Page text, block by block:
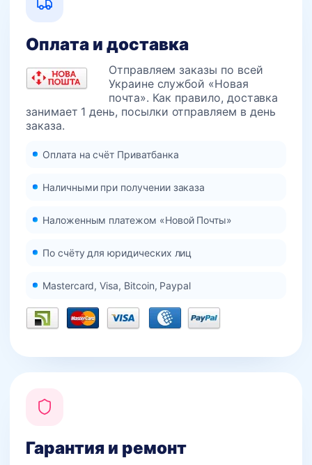
Оплата и доставка
Отправляем заказы по всей
Украине службой «Новая
почта». Как правило, доставка
занимает 1 день, посылки отправляем в день
заказа.
Оплата на счёт Приватбанка
Наличными при получении заказа
Наложенным платежом «Новой Почты»
По счёту для юридических лиц
Mastercard, Visa, Bitcoin, Paypal
Гарантия и ремонт